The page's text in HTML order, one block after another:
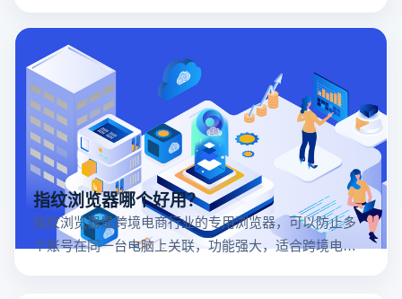
指纹浏览器哪个好用？
指纹浏览器是跨境电商行业的专用浏览器，可以防止多
个账号在同一台电脑上关联，功能强大，适合跨境电商